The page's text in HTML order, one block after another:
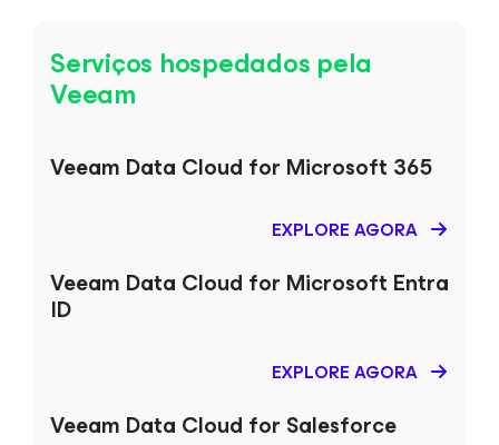
Serviços hospedados pela
Veeam
Veeam Data Cloud for Microsoft 365
EXPLORE AGORA
Veeam Data Cloud for Microsoft Entra
ID
EXPLORE AGORA
Veeam Data Cloud for Salesforce